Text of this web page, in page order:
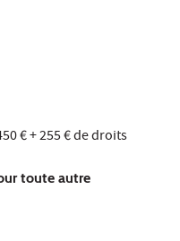
€ + 255 € de droits
toute autre